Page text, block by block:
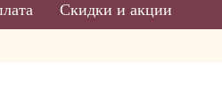
Скидки и акции